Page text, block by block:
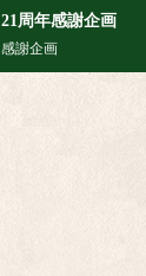
21周年感謝企画
感謝企画